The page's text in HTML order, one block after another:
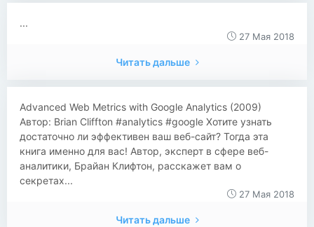
...
27 Мая 2018
Читать дальше
​​Advanced Web Metrics with Google Analytics (2009)
Автор: Brian Cliffton #analytics #google Хотите узнать
достаточно ли эффективен ваш веб-сайт? Тогда эта
книга именно для вас! Автор, эксперт в сфере веб-
аналитики, Брайан Клифтон, расскажет вам о
секретах...
27 Мая 2018
Читать дальше